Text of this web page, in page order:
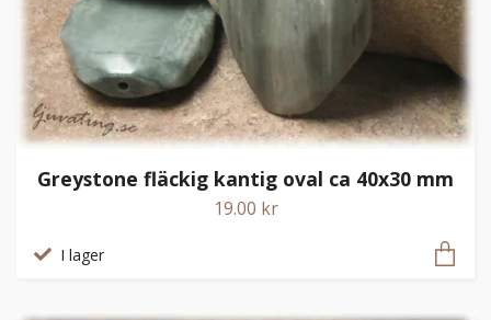
Greystone fläckig kantig oval ca 40x30 mm
19.00 kr
I lager